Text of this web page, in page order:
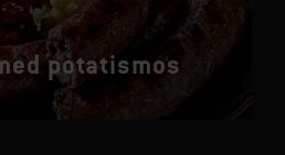
potatismos